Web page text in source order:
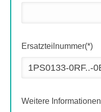
Ersatzteilnummer(*)
Weitere Informationen